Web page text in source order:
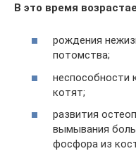
В это время
рождения
потомства;
неспособности
котят;
развития
вымывания
фосфора из